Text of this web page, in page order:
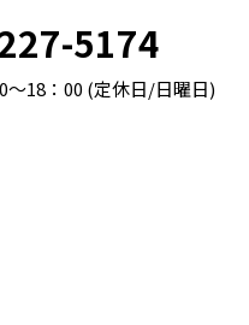
5174
～18：00 (定休日/日曜日)